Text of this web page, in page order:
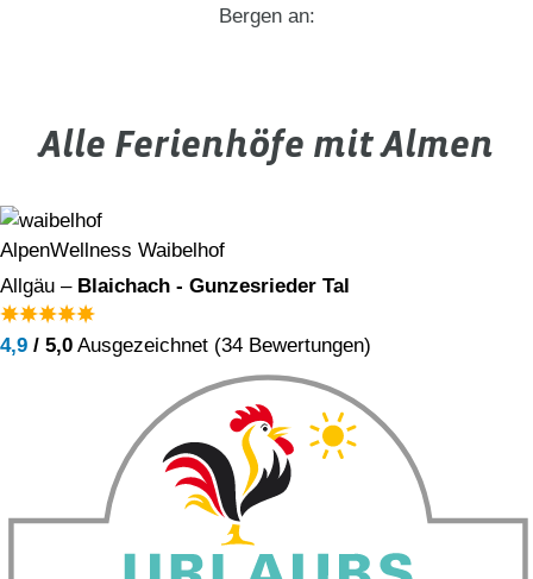
Bergen an:
Alle Ferienhöfe mit Almen
AlpenWellness Waibelhof
Allgäu – Blaichach - Gunzesrieder Tal
4,9 / 5,0 Ausgezeichnet (34 Bewertungen)